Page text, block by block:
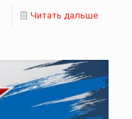
Читать дальше